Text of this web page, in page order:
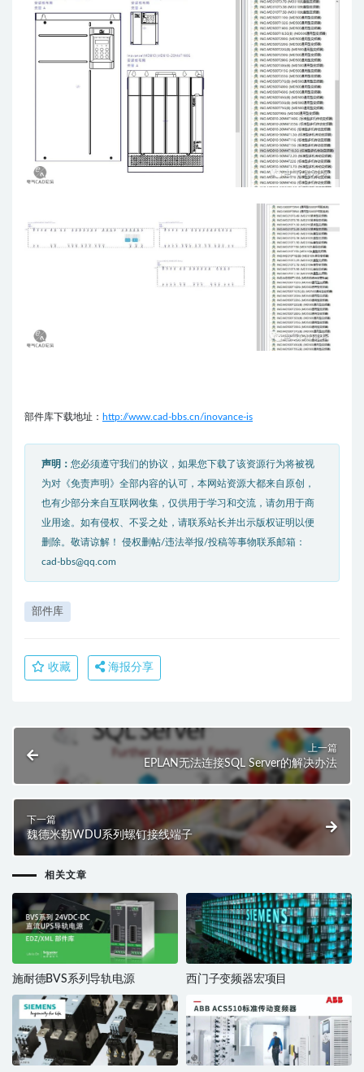
部件库下载地址： http://www.cad-bbs.cn/inovance-is
声明： 您必须遵守我们的协议，如果您下载了该资源行为将被视
为对《免责声明》全部内容的认可，本网站资源大都来自原创，
也有少部分来自互联网收集，仅供用于学习和交流，请勿用于商
业用途。如有侵权、不妥之处，请联系站长并出示版权证明以便
删除。敬请谅解！ 侵权删帖/违法举报/投稿等事物联系邮箱：
cad-bbs@qq.com
部件库
收藏 海报分享
上一篇
EPLAN无法连接SQL Server的解决办法
下一篇
魏德米勒WDU系列螺钉接线端子​
相关文章
施耐德BVS系列导轨电源 西门子变频器宏项目